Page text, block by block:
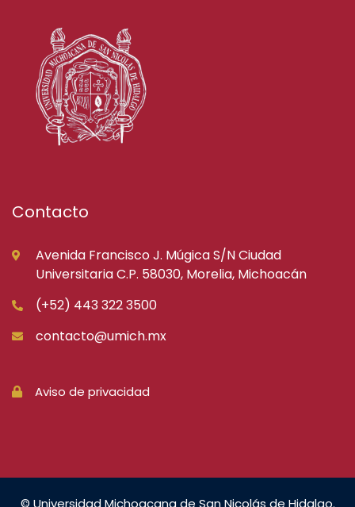
Contacto
Avenida Francisco J. Múgica S/N Ciudad
Universitaria C.P. 58030, Morelia, Michoacán
(+52) 443 322 3500
contacto@umich.mx
Aviso de privacidad
© Universidad Michoacana de San Nicolás de Hidalgo.